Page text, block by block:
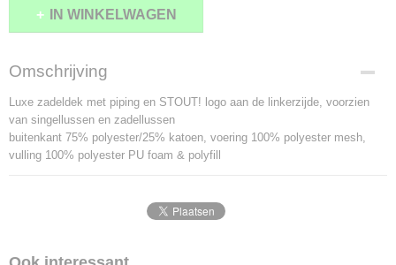
IN WINKELWAGEN
Omschrijving
Luxe zadeldek met piping en STOUT! logo aan de linkerzijde, voorzien
van singellussen en zadellussen
buitenkant 75% polyester/25% katoen, voering 100% polyester mesh,
vulling 100% polyester PU foam & polyfill